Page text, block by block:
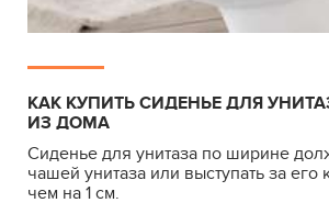
КАК КУПИТЬ СИДЕНЬЕ ДЛЯ
ИЗ ДОМА
Сиденье для унитаза по ширине
чашей унитаза или выступать за его
чем на 1 см.